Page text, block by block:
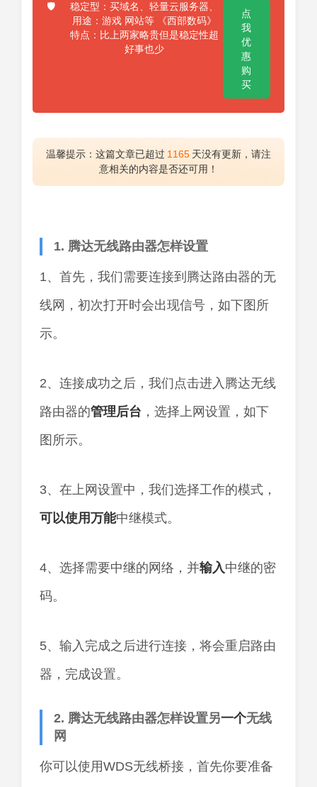
🛡️
稳定型：买域名、轻量云服务器、
用途：游戏 网站等 《西部数码》
特点：比上两家略贵但是稳定性超
好事也少
点
我
优
惠
购
买
温馨提示：这篇文章已超过 1165 天没有更新，请注
意相关的内容是否还可用！
1. 腾达无线路由器怎样设置
1、首先，我们需要连接到腾达路由器的无
线网，初次打开时会出现信号，如下图所
示。
2、连接成功之后，我们点击进入腾达无线
路由器的管理后台 ，选择上网设置，如下
图所示。
3、在上网设置中，我们选择工作的模式，
可以使用万能中继模式。
4、选择需要中继的网络，并输入中继的密
码。
5、输入完成之后进行连接，将会重启路由
器，完成设置。
2. 腾达无线路由器怎样设置另一个无线
网
你可以使用WDS无线桥接，首先你要准备